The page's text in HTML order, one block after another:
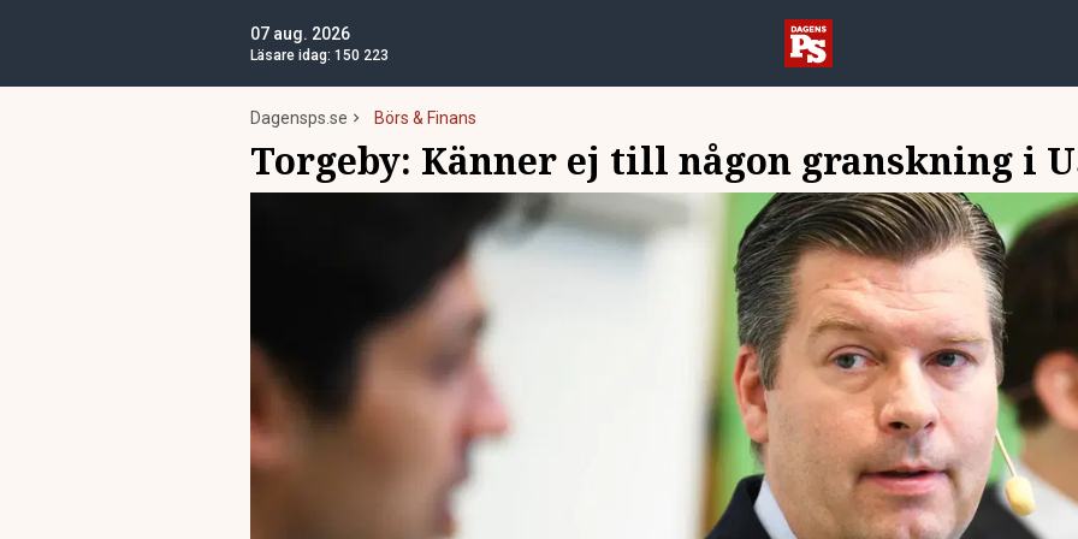
07 aug. 2026
Läsare idag: 150 223
Dagensps.se Börs & Finans
Torgeby: Känner ej till någon granskning i